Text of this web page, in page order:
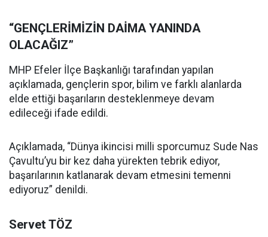
“GENÇLERİMİZİN DAİMA YANINDA
OLACAĞIZ”
MHP Efeler İlçe Başkanlığı tarafından yapılan
açıklamada, gençlerin spor, bilim ve farklı alanlarda
elde ettiği başarıların desteklenmeye devam
edileceği ifade edildi.
Açıklamada, “Dünya ikincisi milli sporcumuz Sude Nas
Çavultu’yu bir kez daha yürekten tebrik ediyor,
başarılarının katlanarak devam etmesini temenni
ediyoruz” denildi.
Servet TÖZ